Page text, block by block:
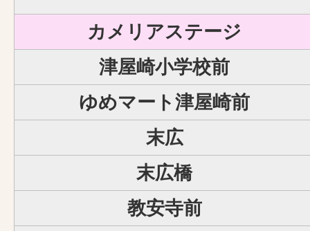
カメリアステージ
津屋崎小学校前
ゆめマート津屋崎前
末広
末広橋
教安寺前